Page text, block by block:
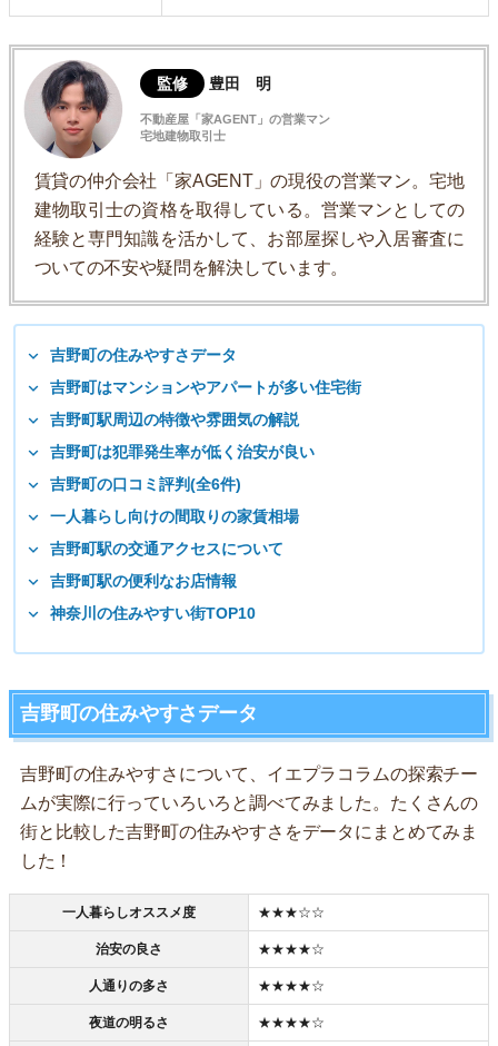
監修 豊田 明
不動産屋「家AGENT」の営業マン
宅地建物取引士
賃貸の仲介会社「家AGENT」の現役の営業マン。宅地
建物取引士の資格を取得している。営業マンとしての
経験と専門知識を活かして、お部屋探しや入居審査に
ついての不安や疑問を解決しています。
吉野町の住みやすさデータ
吉野町はマンションやアパートが多い住宅街
吉野町駅周辺の特徴や雰囲気の解説
吉野町は犯罪発生率が低く治安が良い
吉野町の口コミ評判(全6件)
一人暮らし向けの間取りの家賃相場
吉野町駅の交通アクセスについて
吉野町駅の便利なお店情報
神奈川の住みやすい街TOP10
吉野町の住みやすさデータ
吉野町の住みやすさについて、イエプラコラムの探索チー
ムが実際に行っていろいろと調べてみました。たくさんの
街と比較した吉野町の住みやすさをデータにまとめてみま
した！
一人暮らしオススメ度 ★★★☆☆
治安の良さ ★★★★☆
人通りの多さ ★★★★☆
夜道の明るさ ★★★★☆